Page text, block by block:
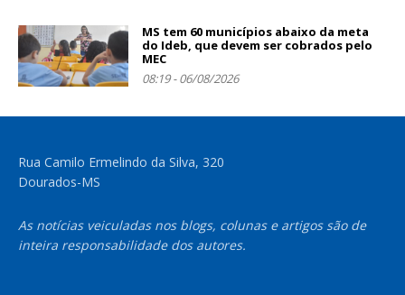
MS tem 60 municípios abaixo da meta
do Ideb, que devem ser cobrados pelo
MEC
08:19 - 06/08/2026
Rua Camilo Ermelindo da Silva, 320
Dourados-MS
As notícias veiculadas nos blogs, colunas e artigos são de
inteira responsabilidade dos autores.